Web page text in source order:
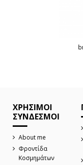
ΧΡΗΣΙΜΟΙ
ΣΥΝΔΕΣΜΟΙ
About me
Φροντίδα
Κοσμημάτων